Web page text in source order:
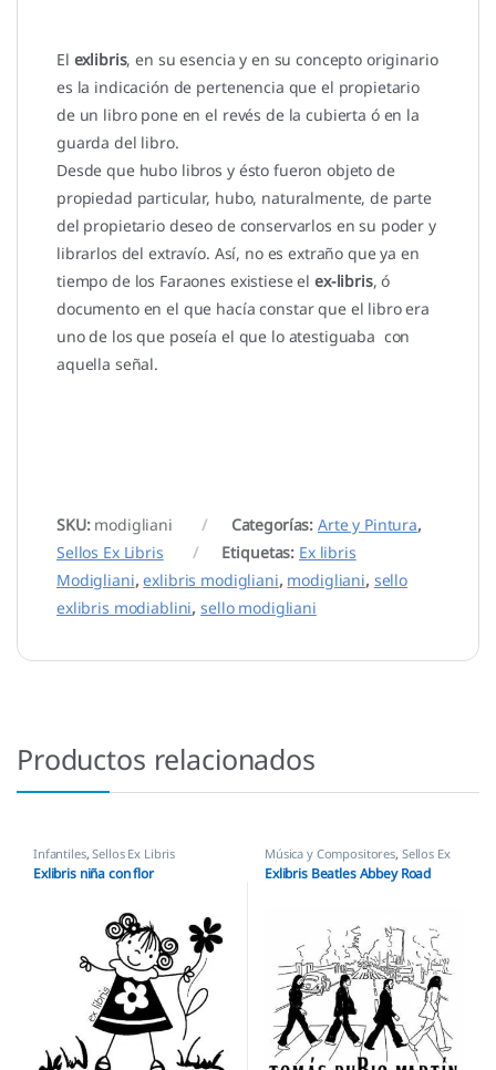
El exlibris, en su esencia y en su concepto originario
es la indicación de pertenencia que el propietario
de un libro pone en el revés de la cubierta ó en la
guarda del libro.
Desde que hubo libros y ésto fueron objeto de
propiedad particular, hubo, naturalmente, de parte
del propietario deseo de conservarlos en su poder y
librarlos del extravío. Así, no es extraño que ya en
tiempo de los Faraones existiese el ex-libris, ó
documento en el que hacía constar que el libro era
uno de los que poseía el que lo atestiguaba con
aquella señal.
SKU: modigliani Categorías: Arte y Pintura,
Sellos Ex Libris
Etiquetas: Ex libris
Modigliani,exlibris modigliani, modigliani, sello
exlibris modiablini,sello modigliani
Productos relacionados
Infantiles,Sellos Ex Libris
Exlibris niña con flor
Música y Compositores, Sellos Ex
Libris
Exlibris Beatles Abbey Road